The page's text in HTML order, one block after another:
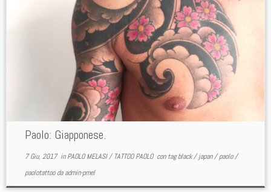
Paolo: Giapponese.
7 Giu, 2017inPAOLO MELASI/TATTOO PAOLO con tagblack/japan/paolo/
paolotattoodaadmin-pmel